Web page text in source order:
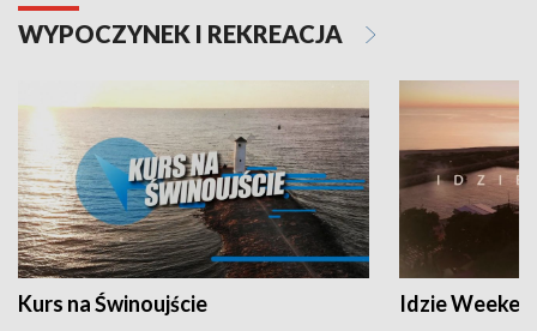
WYPOCZYNEK I REKREACJA
Kurs na Świnoujście Idzie